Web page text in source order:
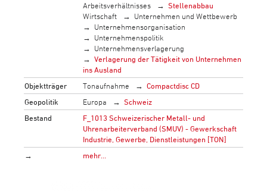
Arbeitsverhältnisses
Stellenabbau
Wirtschaft
Unternehmen und Wettbewerb
Unternehmensorganisation
Unternehmenspolitik
Unternehmensverlagerung
Verlagerung der Tätigkeit von Unternehmen
ins Ausland
Objektträger
Tonaufnahme
Compactdisc CD
Geopolitik
Europa
Schweiz
Bestand
F_1013 Schweizerischer Metall- und
Uhrenarbeiterverband (SMUV) - Gewerkschaft
Industrie, Gewerbe, Dienstleistungen [TON]
→
mehr…